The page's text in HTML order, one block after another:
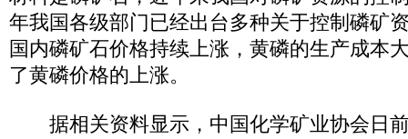
年我国各级部门已经出台多种关于控制磷矿
国内磷矿石价格持续上涨，黄磷的生产成本
了黄磷价格的上涨。
据相关资料显示，中国化学矿业协会日